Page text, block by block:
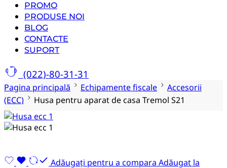
PROMO
PRODUSE NOI
BLOG
CONTACTE
SUPORT
(022)-80-31-31
Pagina principală Echipamente fiscale
Accesorii
(ECC)
Husa pentru aparat de casa Tremol S21
Adăugați pentru a compara Adăugat la